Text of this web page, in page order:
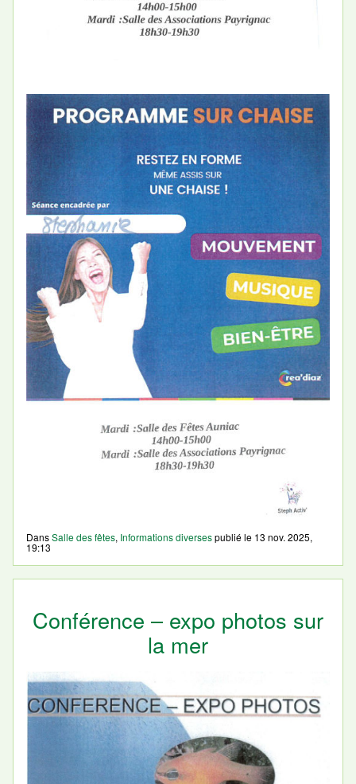
DansSalle des fêtes, Informations diversespublié le 13 nov. 2025,
19:13
Conférence – expo photos sur
la mer